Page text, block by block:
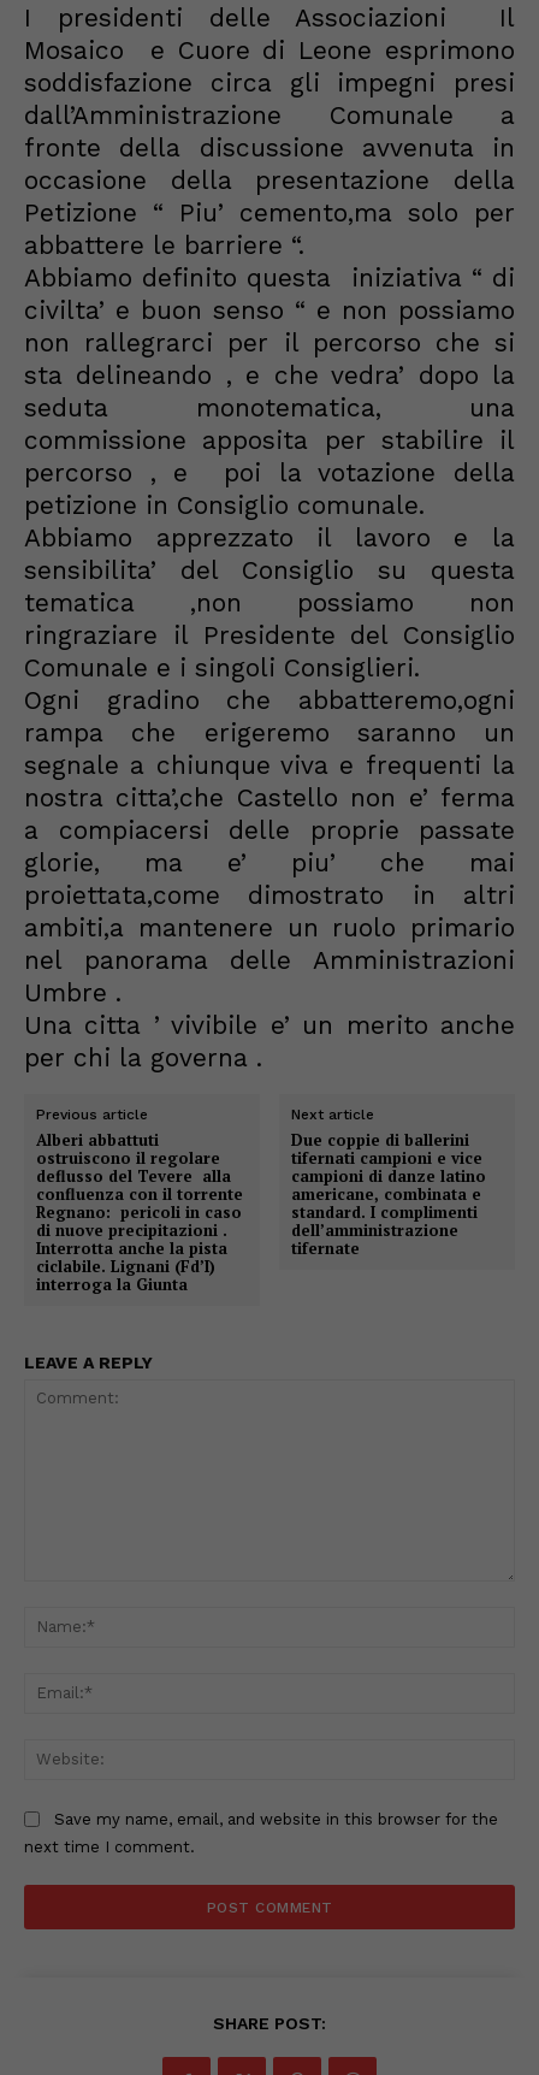
I presidenti delle Associazioni Il
Mosaico e Cuore di Leone esprimono
soddisfazione circa gli impegni presi
dall’Amministrazione Comunale a
fronte della discussione avvenuta in
occasione della presentazione della
Petizione “ Piu’ cemento,ma solo per
abbattere le barriere “.
Abbiamo definito questa iniziativa “ di
civilta’ e buon senso “ e non possiamo
non rallegrarci per il percorso che si
sta delineando , e che vedra’ dopo la
seduta monotematica, una
commissione apposita per stabilire il
percorso , e poi la votazione della
petizione in Consiglio comunale.
Abbiamo apprezzato il lavoro e la
sensibilita’ del Consiglio su questa
tematica ,non possiamo non
ringraziare il Presidente del Consiglio
Comunale e i singoli Consiglieri.
Ogni gradino che abbatteremo,ogni
rampa che erigeremo saranno un
segnale a chiunque viva e frequenti la
nostra citta’,che Castello non e’ ferma
a compiacersi delle proprie passate
glorie, ma e’ piu’ che mai
proiettata,come dimostrato in altri
ambiti,a mantenere un ruolo primario
nel panorama delle Amministrazioni
Umbre .
Una citta ’ vivibile e’ un merito anche
per chi la governa .
Previous article
Alberi abbattuti
ostruiscono il regolare
deflusso del Tevere alla
confluenza con il torrente
Regnano: pericoli in caso
di nuove precipitazioni .
Interrotta anche la pista
ciclabile. Lignani (Fd’I)
interroga la Giunta
Next article
Due coppie di ballerini
tifernati campioni e vice
campioni di danze latino
americane, combinata e
standard. I complimenti
dell’amministrazione
tifernate
LEAVE A REPLY
Save my name, email, and website in this browser for the
next time I comment.
SHARE POST: